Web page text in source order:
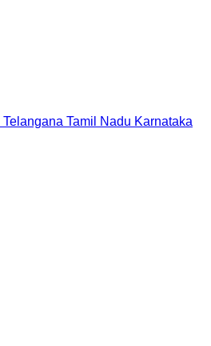
Telangana Tamil Nadu Karnataka